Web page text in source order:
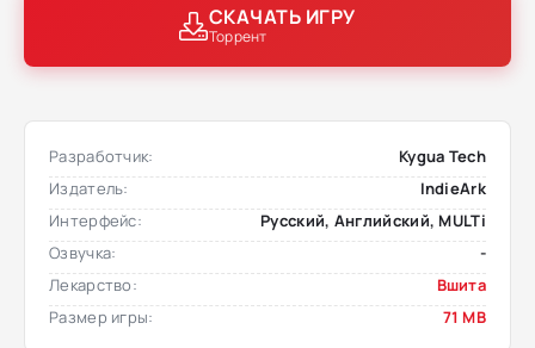
СКАЧАТЬ ИГРУ
Торрент
Разработчик:
Kygua Tech
Издатель:
IndieArk
Интерфейс:
Русский, Английский, MULTi
Озвучка:
-
Лекарство:
Вшита
Размер игры:
71 MB